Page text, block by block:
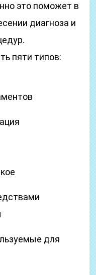
это поможет в
диагноза и
пяти типов:
для